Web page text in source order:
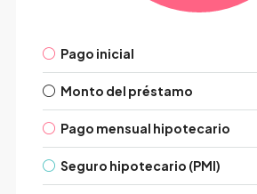
Pago inicial
Monto del préstamo
Pago mensual hipotecario
Seguro hipotecario (PMI)